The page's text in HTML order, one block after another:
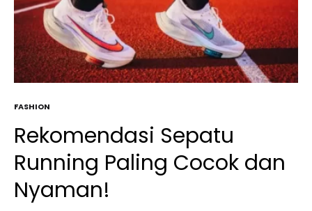
FASHION
Rekomendasi Sepatu
Running Paling Cocok dan
Nyaman!